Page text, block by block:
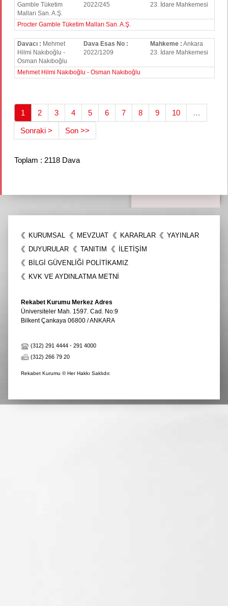
Gamble Tüketim
Malları San. A.Ş.
2022/245
23. İdare Mahkemesi
Procter Gamble Tüketim Malları San. A.Ş.
Davacı : Mehmet
Hilmi Nakıboğlu -
Osman Nakıboğlu
Dava Esas No :
2022/1209
Mahkeme : Ankara
23. İdare Mahkemesi
Mehmet Hilmi Nakıboğlu - Osman Nakıboğlu
1 2 3 4 5 6 7 8 9 10 …
Sonraki > Son >>
Toplam : 2118 Dava
KURUMSAL MEVZUAT KARARLAR
YAYINLAR
DUYURULAR
TANITIM
İLETIŞIM
BİLGİ GÜVENLİĞİ POLİTİKAMIZ
KVK VE AYDINLATMA METNİ
Rekabet Kurumu Merkez Adres
Üniversiteler Mah. 1597. Cad. No:9
Bilkent Çankaya 06800 / ANKARA
(312) 291 4444 - 291 4000
(312) 266 79 20
Rekabet Kurumu © Her Hakkı Saklıdır.